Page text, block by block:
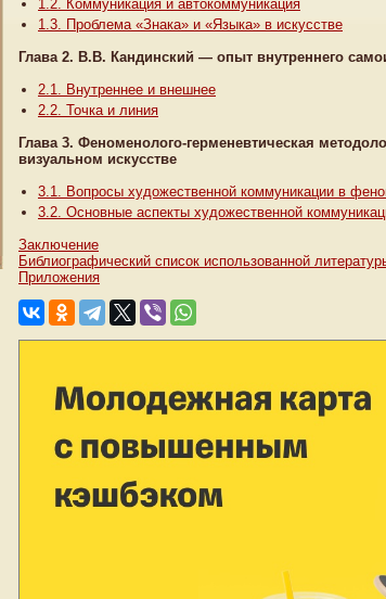
1.2. Коммуникация и автокоммуникация
1.3. Проблема «Знака» и «Языка» в искусстве
Глава 2. В.В. Кандинский — опыт внутреннего
2.1. Внутреннее и внешнее
2.2. Точка и линия
Глава 3. Феноменолого-герменевтическая
визуальном искусстве
3.1. Вопросы художественной коммуникации в
3.2. Основные аспекты художественной
Заключение
Библиографический список использованной
Приложения